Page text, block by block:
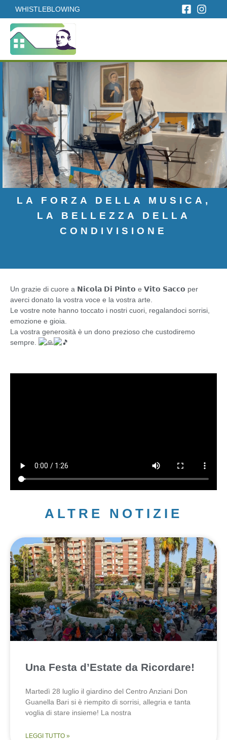
WHISTLEBLOWING
LA FORZA DELLA MUSICA,
LA BELLEZZA DELLA
CONDIVISIONE
Un grazie di cuore a 𝗡𝗶𝗰𝗼𝗹𝗮 𝗗𝗶 𝗣𝗶𝗻𝘁𝗼 e 𝗩𝗶𝘁𝗼 𝗦𝗮𝗰𝗰𝗼 per
averci donato la vostra voce e la vostra arte.
Le vostre note hanno toccato i nostri cuori, regalandoci sorrisi,
emozione e gioia.
La vostra generosità è un dono prezioso che custodiremo
sempre.
ALTRE NOTIZIE
Una Festa d’Estate da Ricordare!
Martedì 28 luglio il giardino del Centro Anziani Don
Guanella Bari si è riempito di sorrisi, allegria e tanta
voglia di stare insieme! La nostra
LEGGI TUTTO »